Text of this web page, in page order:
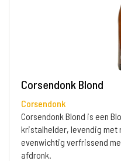
Corsendonk Blond
Corsendonk
Corsendonk Blond is een
kristalhelder, levendig met
evenwichtig verfrissend
afdronk.